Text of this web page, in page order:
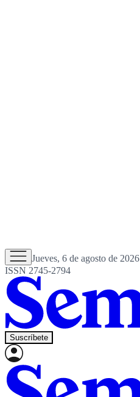
Jueves, 6 de agosto de 2026
ISSN 2745-2794
Suscríbete